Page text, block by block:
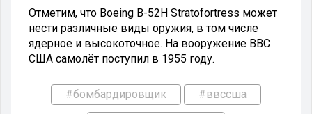
Отметим, что Boeing B-52H Stratofortress может
нести различные виды оружия, в том числе
ядерное и высокоточное. На вооружение ВВС
США самолёт поступил в 1955 году.
#бомбардировщик #ввссша